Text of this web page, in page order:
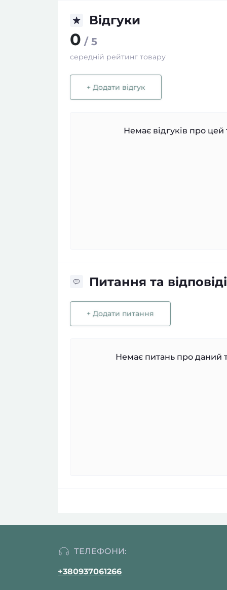
Відгуки
0 / 5
середній рейтинг товару
+ Додати відгук
Немає відгуків про
Питання та відповіді
+ Додати питання
Немає питань про даний
ТЕЛЕФОНИ:
+380937061266